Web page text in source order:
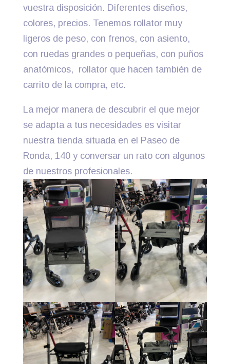
vuestra disposición. Diferentes diseños,
colores, precios. Tenemos rollator muy
ligeros de peso, con frenos, con asiento,
con ruedas grandes o pequeñas, con puños
anatómicos, rollator que hacen también de
carrito de la compra, etc.
La mejor manera de descubrir el que mejor
se adapta a tus necesidades es visitar
nuestra tienda situada en el Paseo de
Ronda, 140 y conversar un rato con algunos
de nuestros profesionales.